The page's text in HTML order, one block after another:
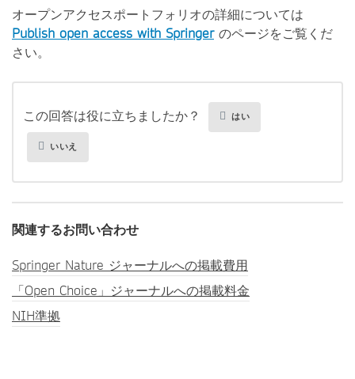
オープンアクセスポートフォリオの詳細については
Publish open access with Springerのページをご覧くだ
さい。
この回答は役に立ちましたか？ はい
いいえ
関連するお問い合わせ
Springer Nature ジャーナルへの掲載費用
「Open Choice」ジャーナルへの掲載料金
NIH準拠